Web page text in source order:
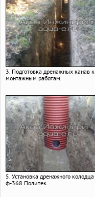
3. Подготовка дренажных канав к
монтажным работам.
5. Установка дренажного колодца
ф-368 Политек.